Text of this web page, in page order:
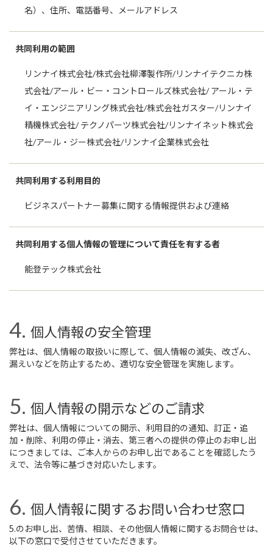
名）、住所、電話番号、メールアドレス
共同利用の範囲
リンナイ株式会社/株式会社柳澤製作所/リンナイテクニカ株
式会社/アール・ビー・コントロールズ株式会社/ アール・テ
イ・エンジニアリング株式会社/株式会社ガスター/リンナイ
精機株式会社/ テクノパーツ株式会社/リンナイネット株式会
社/アール・ジー株式会社/リンナイ企業株式会社
共同利用する利用目的
ビジネスパートナー募集に関する情報提供および連絡
共同利用する個人情報の管理について責任を有する者
能登テック株式会社
個人情報の安全管理
弊社は、個人情報の取扱いに際して、個人情報の滅失、改ざん、
漏えいなどを防止するため、適切な安全管理を実施します。
個人情報の開示などのご請求
弊社は、個人情報についての開示、利用目的の通知、訂正・追
加・削除、利用の停止・消去、第三者への提供の停止のお申し出
につきましては、ご本人からのお申し出であることを確認したう
えで、法令等に基づき対応いたします。
個人情報に関するお問い合わせ窓口
5.のお申し出、苦情、相談、その他個人情報に関するお問合せは、
以下の窓口で受付させていただきます。